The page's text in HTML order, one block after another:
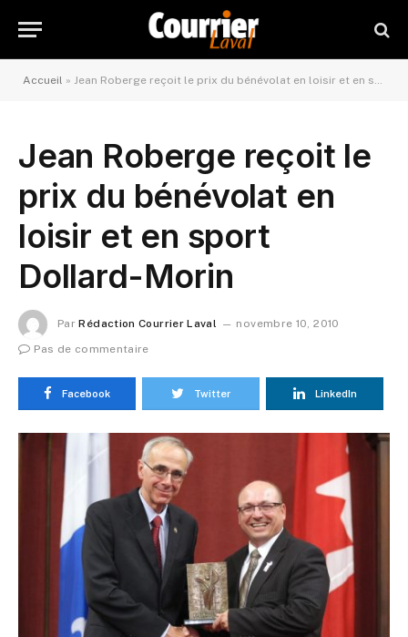
Accueil » Jean Roberge reçoit le prix du bénévolat en loisir et en sport Dollard-Morin
Jean Roberge reçoit le
prix du bénévolat en
loisir et en sport
Dollard-Morin
Par Rédaction Courrier Laval
novembre 10, 2010
Pas de commentaire
Facebook Twitter LinkedIn